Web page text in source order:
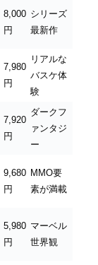
8,000
円
シリーズ
最新作
7,980
円
リアルな
バスケ体
験
7,920
円
ダークフ
ァンタジ
ー
9,680
円
MMO要
素が満載
5,980
円
マーベル
世界観